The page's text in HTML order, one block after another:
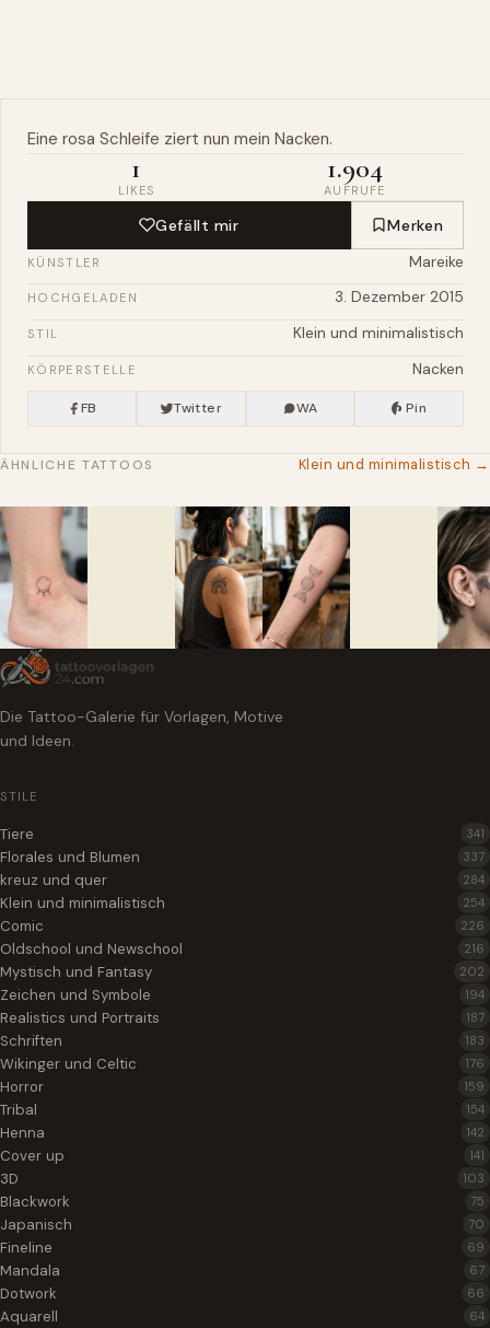
Eine rosa Schleife ziert nun mein Nacken.
1
LIKES
1.904
AUFRUFE
Gefällt mir Merken
KÜNSTLER Mareike
HOCHGELADEN 3. Dezember 2015
STIL Klein und minimalistisch
KÖRPERSTELLE Nacken
FB Twitter WA Pin
ÄHNLICHE TATTOOS Klein und minimalistisch →
Die Tattoo-Galerie für Vorlagen, Motive
und Ideen.
STILE
Tiere 341
Florales und Blumen 337
kreuz und quer 284
Klein und minimalistisch 254
Comic 226
Oldschool und Newschool 216
Mystisch und Fantasy 202
Zeichen und Symbole 194
Realistics und Portraits 187
Schriften 183
Wikinger und Celtic 176
Horror 159
Tribal 154
Henna 142
Cover up 141
3D 103
Blackwork 75
Japanisch 70
Fineline 69
Mandala 67
Dotwork 66
Aquarell 64